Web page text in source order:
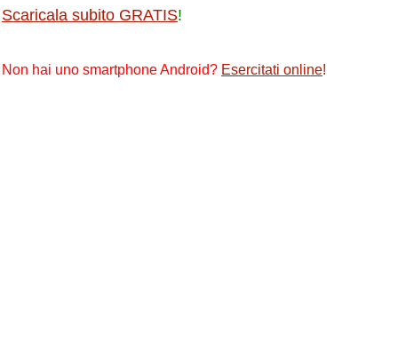
Scaricala subito GRATIS!
Non hai uno smartphone Android? Esercitati online!